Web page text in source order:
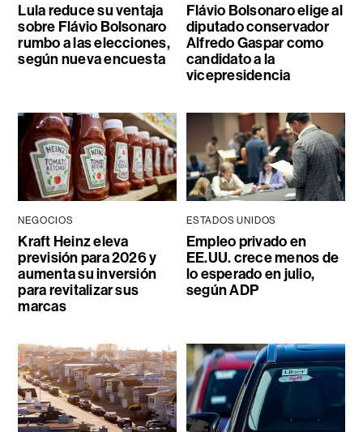
Lula reduce su ventaja
sobre Flávio Bolsonaro
rumbo a las elecciones,
según nueva encuesta
Flávio Bolsonaro elige al
diputado conservador
Alfredo Gaspar como
candidato a la
vicepresidencia
NEGOCIOS
Kraft Heinz eleva
previsión para 2026 y
aumenta su inversión
para revitalizar sus
marcas
ESTADOS UNIDOS
Empleo privado en
EE.UU. crece menos de
lo esperado en julio,
según ADP